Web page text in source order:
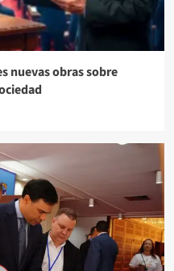
nuevas obras sobre